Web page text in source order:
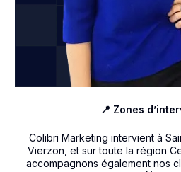
📍 Zones
Colibri Marketing intervient à
Vierzon, et sur toute la région
accompagnons également nos